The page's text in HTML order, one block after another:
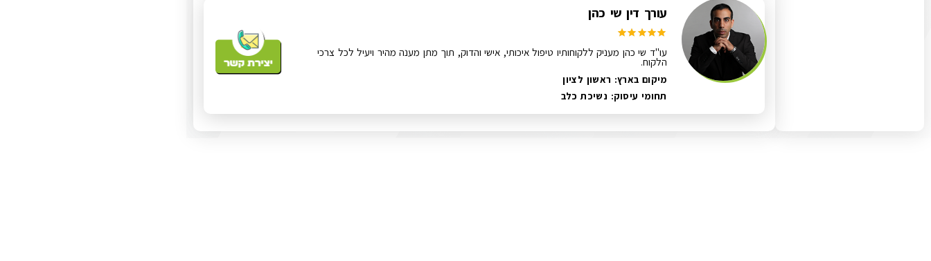
עורך דין שי כהן
עו"ד שי כהן מעניק ללקוחותיו טיפול איכותי, אישי והדוק, תוך מתן מענה מהיר ויעיל לכל צרכי
הלקוח.
מיקום בארץ: ראשון לציון
תחומי עיסוק: נשיכת כלב